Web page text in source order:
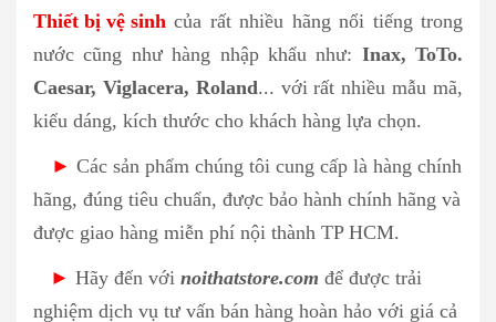
Thiết bị vệ sinh của rất nhiều hãng nổi tiếng trong
nước cũng như hàng nhập khẩu như: Inax, ToTo.
Caesar, Viglacera, Roland... với rất nhiều mẫu mã,
kiểu dáng, kích thước cho khách hàng lựa chọn.
► Các sản phẩm chúng tôi cung cấp là hàng chính
hãng, đúng tiêu chuẩn, được bảo hành chính hãng và
được giao hàng miễn phí nội thành TP HCM.
► Hãy đến với noithatstore.com để được trải
nghiệm dịch vụ tư vấn bán hàng hoàn hảo với giá cả